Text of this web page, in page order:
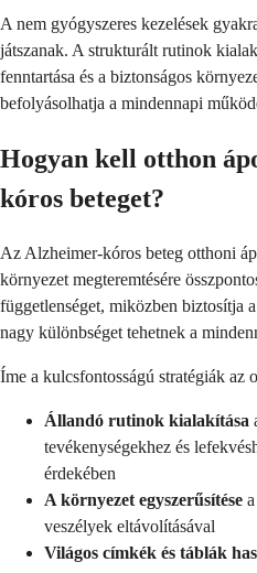
A nem gyógyszeres kezelések
játszanak. A strukturált rutinok
fenntartása és a biztonságos
befolyásolhatja a mindennapi
Hogyan kell otthon
kóros beteget?
Az Alzheimer-kóros beteg otthoni
környezet megteremtésére
függetlenséget, miközben biztosítja
nagy különbséget tehetnek a
Íme a kulcsfontosságú stratégiák az
Állandó rutinok kialakítása
tevékenységekhez és
érdekében
A környezet egyszerűsítése
veszélyek eltávolításával
Világos címkék és táblák